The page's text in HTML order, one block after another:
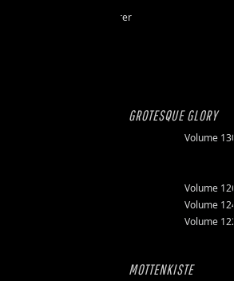
Grand Devourer
GROTESQUE GLORY
Volume 130
Volume 126
Volume 124
Volume 122
MOTTENKISTE